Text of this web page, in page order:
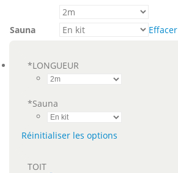
Sauna Effacer
*LONGUEUR
*Sauna
Réinitialiser les options
TOIT